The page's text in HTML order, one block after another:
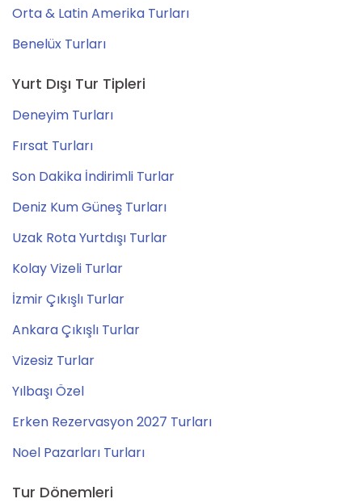
Orta & Latin Amerika Turları
Benelüx Turları
Yurt Dışı Tur Tipleri
Deneyim Turları
Fırsat Turları
Son Dakika İndirimli Turlar
Deniz Kum Güneş Turları
Uzak Rota Yurtdışı Turlar
Kolay Vizeli Turlar
İzmir Çıkışlı Turlar
Ankara Çıkışlı Turlar
Vizesiz Turlar
Yılbaşı Özel
Erken Rezervasyon 2027 Turları
Noel Pazarları Turları
Tur Dönemleri